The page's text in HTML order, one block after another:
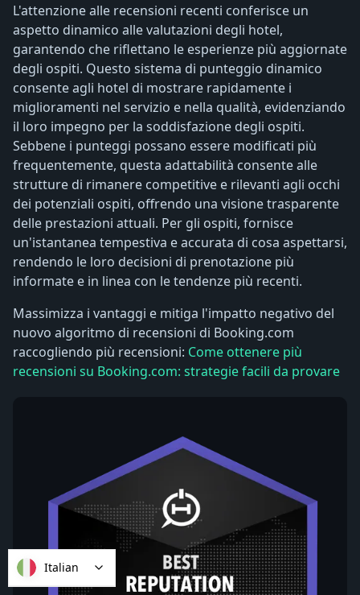
L'attenzione alle recensioni recenti conferisce un
aspetto dinamico alle valutazioni degli hotel,
garantendo che riflettano le esperienze più aggiornate
degli ospiti. Questo sistema di punteggio dinamico
consente agli hotel di mostrare rapidamente i
miglioramenti nel servizio e nella qualità, evidenziando
il loro impegno per la soddisfazione degli ospiti.
Sebbene i punteggi possano essere modificati più
frequentemente, questa adattabilità consente alle
strutture di rimanere competitive e rilevanti agli occhi
dei potenziali ospiti, offrendo una visione trasparente
delle prestazioni attuali. Per gli ospiti, fornisce
un'istantanea tempestiva e accurata di cosa aspettarsi,
rendendo le loro decisioni di prenotazione più
informate e in linea con le tendenze più recenti.
Massimizza i vantaggi e mitiga l'impatto negativo del
nuovo algoritmo di recensioni di Booking.com
raccogliendo più recensioni: Come ottenere più
recensioni su Booking.com: strategie facili da provare
Italian